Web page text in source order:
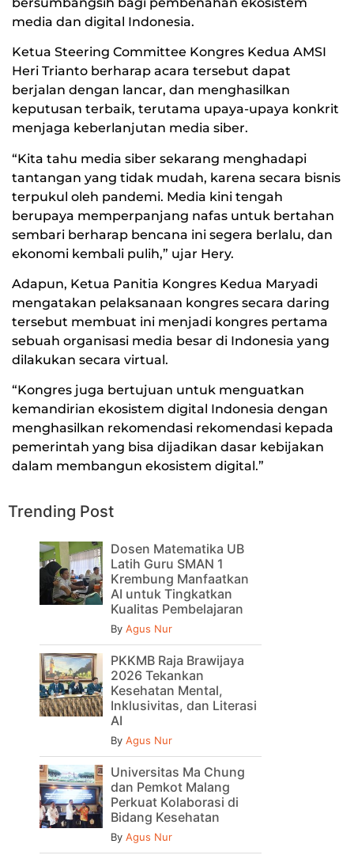
media dan digital Indonesia.
Ketua Steering Committee Kongres Kedua AMSI
Heri Trianto berharap acara tersebut dapat
berjalan dengan lancar, dan menghasilkan
keputusan terbaik, terutama upaya-upaya konkrit
menjaga keberlanjutan media siber.
“Kita tahu media siber sekarang menghadapi
tantangan yang tidak mudah, karena secara bisnis
terpukul oleh pandemi. Media kini tengah
berupaya memperpanjang nafas untuk bertahan
sembari berharap bencana ini segera berlalu, dan
ekonomi kembali pulih,” ujar Hery.
Adapun, Ketua Panitia Kongres Kedua Maryadi
mengatakan pelaksanaan kongres secara daring
tersebut membuat ini menjadi kongres pertama
sebuah organisasi media besar di Indonesia yang
dilakukan secara virtual.
“Kongres juga bertujuan untuk menguatkan
kemandirian ekosistem digital Indonesia dengan
menghasilkan rekomendasi rekomendasi kepada
pemerintah yang bisa dijadikan dasar kebijakan
dalam membangun ekosistem digital.”
Trending Post
Dosen Matematika UB
Latih Guru SMAN 1
Krembung Manfaatkan
AI untuk Tingkatkan
Kualitas Pembelajaran
By Agus Nur
PKKMB Raja Brawijaya
2026 Tekankan
Kesehatan Mental,
Inklusivitas, dan Literasi
AI
By Agus Nur
Universitas Ma Chung
dan Pemkot Malang
Perkuat Kolaborasi di
Bidang Kesehatan
By Agus Nur